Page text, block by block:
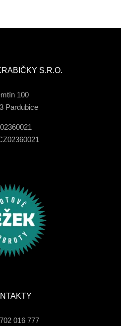
S.R.O.
100
Pardubice
016 777